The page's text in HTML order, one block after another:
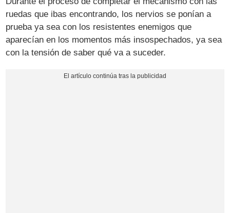
ruedas que ibas encontrando, los nervios se ponían a
prueba ya sea con los resistentes enemigos que
aparecían en los momentos más insospechados, ya sea
con la tensión de saber qué va a suceder.